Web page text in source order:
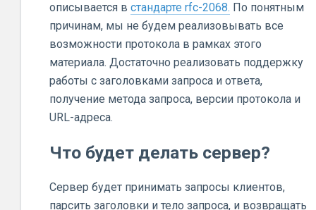
описывается в стандарте rfc-2068. По понятным
причинам, мы не будем реализовывать все
возможности протокола в рамках этого
материала. Достаточно реализовать поддержку
работы с заголовками запроса и ответа,
получение метода запроса, версии протокола и
URL-адреса.
Что будет делать сервер?
Сервер будет принимать запросы клиентов,
парсить заголовки и тело запроса, и возвращать